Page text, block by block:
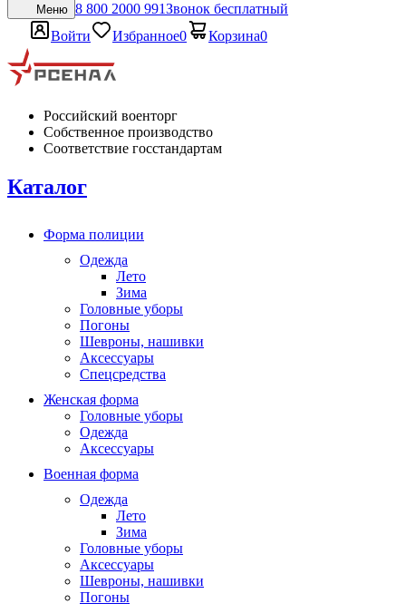
Меню 8 800 2000 991Звонок бесплатный
Войти
Избранное0 Корзина0
Российский военторг
Собственное производство
Соответствие госстандартам
Каталог
Форма полиции
Одежда
Лето
Зима
Головные уборы
Погоны
Шевроны, нашивки
Аксессуары
Спецсредства
Женская форма
Головные уборы
Одежда
Аксессуары
Военная форма
Одежда
Лето
Зима
Головные уборы
Аксессуары
Шевроны, нашивки
Погоны